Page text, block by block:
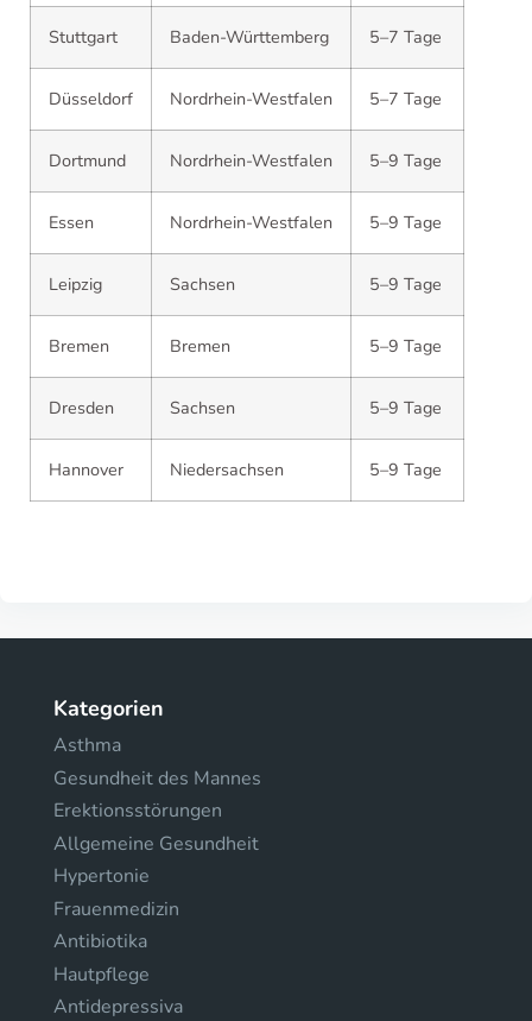
Stuttgart Baden-Württemberg 5–7 Tage
Düsseldorf Nordrhein-Westfalen 5–7 Tage
Dortmund Nordrhein-Westfalen 5–9 Tage
Essen Nordrhein-Westfalen 5–9 Tage
Leipzig Sachsen 5–9 Tage
Bremen Bremen 5–9 Tage
Dresden Sachsen 5–9 Tage
Hannover Niedersachsen 5–9 Tage
Kategorien
Asthma
Gesundheit des Mannes
Erektionsstörungen
Allgemeine Gesundheit
Hypertonie
Frauenmedizin
Antibiotika
Hautpflege
Antidepressiva